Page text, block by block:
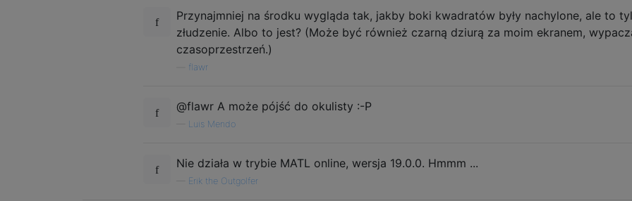
Przynajmniej na środku wygląda tak, jakby boki kwadratów były nachylone, ale to
złudzenie. Albo to jest? (Może być również czarną dziurą za moim ekranem,
czasoprzestrzeń.)
flawr
@flawr A może pójść do okulisty :-P
Luis Mendo
Nie działa w trybie MATL online, wersja 19.0.0. Hmmm ...
Erik the Outgolfer